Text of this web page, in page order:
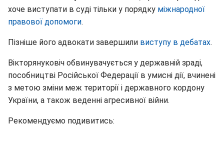
хоче виступати в суді тільки у порядку міжнародної
правової допомоги.
Пізніше його адвокати завершили виступу в дебатах.
Вікторянуковіч обвинувачується у державній зраді,
пособництві Російської Федерації в умисні дії, вчинені
з метою зміни меж території і державного кордону
України, а також веденні агресивної війни.
Рекомендуємо подивитись: